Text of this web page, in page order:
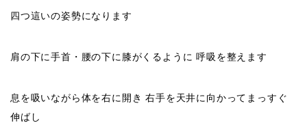
四つ這いの姿勢になります
肩の下に手首・腰の下に膝がくるように 呼吸を整えます
息を吸いながら体を右に開き 右手を天井に向かってまっすぐ
伸ばし